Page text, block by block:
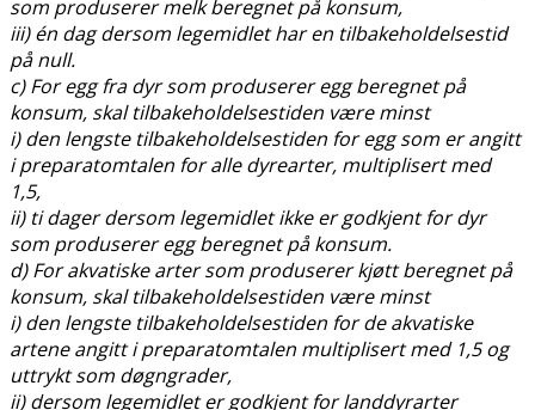
som produserer melk beregnet på konsum,
iii) én dag dersom legemidlet har en tilbakeholdelsestid
på null.
c) For egg fra dyr som produserer egg beregnet på
konsum, skal tilbakeholdelsestiden være minst
i) den lengste tilbakeholdelsestiden for egg som er angitt
i preparatomtalen for alle dyrearter, multiplisert med
1,5,
ii) ti dager dersom legemidlet ikke er godkjent for dyr
som produserer egg beregnet på konsum.
d) For akvatiske arter som produserer kjøtt beregnet på
konsum, skal tilbakeholdelsestiden være minst
i) den lengste tilbakeholdelsestiden for de akvatiske
artene angitt i preparatomtalen multiplisert med 1,5 og
uttrykt som døgngrader,
ii) dersom legemidlet er godkjent for landdyrarter